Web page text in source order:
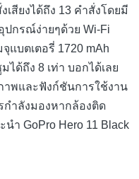
สียงได้ถึง 13 คำสั่งโดยมี
กรณ์ง่ายๆด้วย Wi-Fi
บตเตอรี่ 1720 mAh
ด้ถึง 8 เท่า บอกได้เลย
พและฟังก์ชันการใช้งาน
กำลังมองหากล้องติด
GoPro Hero 11 Black